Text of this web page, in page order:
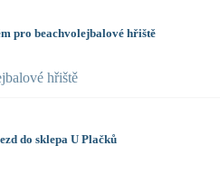
pro beachvolejbalové hřiště
hřiště
do sklepa U Plačků